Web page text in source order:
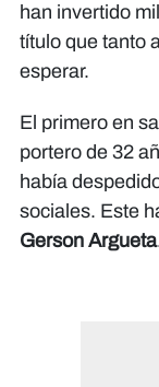
han invertido
título que tanto
esperar.
El primero en
portero de 32
había
sociales. Este
Gerson Argueta